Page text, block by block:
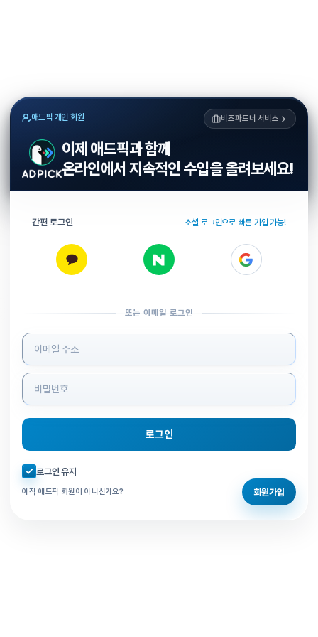
애드픽 개인 회원 비즈파트너 서비스
이제 애드픽과 함께
온라인에서 지속적인 수입을 올려보세요!
간편 로그인 소셜 로그인으로 빠른 가입 가능!
또는 이메일 로그인
로그인 정보 입력
로그인
자동로그인 체크
로그인 유지
아직 애드픽 회원이 아니신가요? 회원가입